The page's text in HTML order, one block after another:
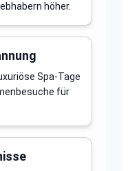
höher.
Spa-Tage
für